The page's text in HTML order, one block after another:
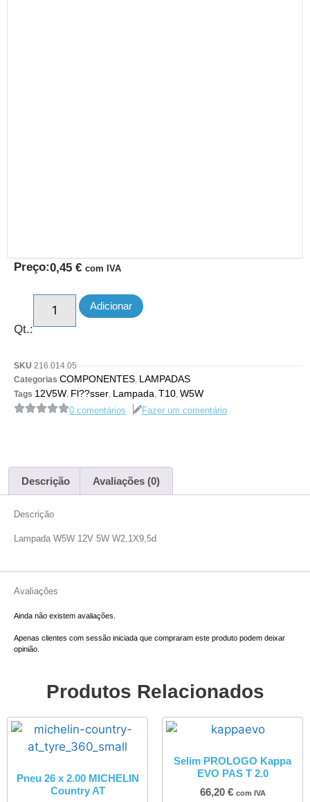
Preço:0,45 € com IVA
Qt.:
Adicionar
SKU 216.014.05
Categorias COMPONENTES LAMPADAS
Tags 12V5W Fl??sser Lampada T10 W5W
0 comentários Fazer um comentário
Descrição Avaliações (0)
Descrição
Lampada W5W 12V 5W W2,1X9,5d
Avaliações
Ainda não existem avaliações.
Apenas clientes com sessão iniciada que compraram este produto podem deixar
opinião.
Produtos Relacionados
Pneu 26 x 2.00 MICHELIN
Country AT
Selim PROLOGO Kappa
EVO PAS T 2.0
66,20 € com IVA